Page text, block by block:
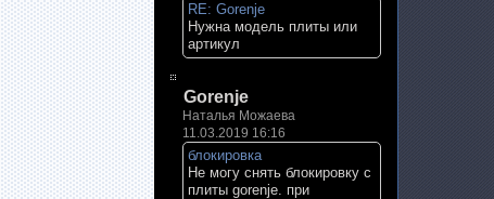
RE: Gorenje
Нужна модель плиты или
артикул
Gorenje
Наталья Можаева
11.03.2019 16:16
блокировка
Не могу снять блокировку с
плиты gorenje. при